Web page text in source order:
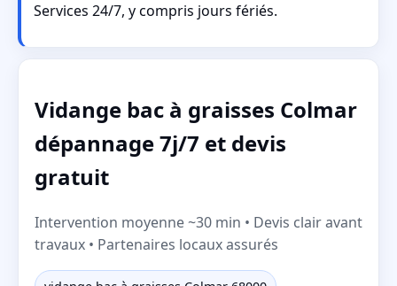
Services 24/7, y compris jours fériés.
Vidange bac à graisses Colmar
dépannage 7j/7 et devis
gratuit
Intervention moyenne ~30 min • Devis clair avant
travaux • Partenaires locaux assurés